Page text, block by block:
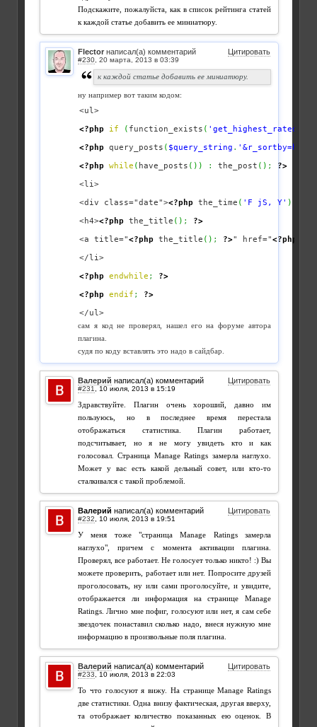
Подскажите, пожалуйста, как в список рейтинга статей
к каждой статье добавить ее миниатюру.
Flector написал(а) комментарий Цитировать
#230
к каждой статье добавить ее миниатюру.
ну например вот таким кодом:
<ul>
<?php
if ( function_exists ( 'get_highest_rated'
<?php query_posts ( $query_string .
<?php
while ( have_posts ( ) ) : the_post ( ) ;
?>
<li>
<div class="date"><?php the_time ( 'F jS, Y' )
<h4><?php the_title ( ) ;
?>
<a title="<?php the_title ( ) ; ?>" href="<?php
</li>
<?php
endwhile ;
?>
<?php
endif ;
?>
</ul>
сам я код не проверял, нашел его на форуме автора
плагина.
судя по коду вставлять это надо в сайдбар.
Валерий написал(а) комментарий Цитировать
#231
Здравствуйте. Плагин очень хороший, давно им
пользуюсь, но в последнее время перестала
отображаться статистика. Плагин работает,
подсчитывает, но я не могу увидеть кто и как
голосовал. Страница Manage Ratings замерла наглухо.
Может у вас есть какой дельный совет, или кто-то
сталкивался с такой проблемой.
Валерий написал(а) комментарий Цитировать
#232
У меня тоже "страница Manage Ratings замерла
наглухо", причем с момента активации плагина.
Проверял, все работает. Не голосует только никто! :) Вы
можете проверить, работает или нет. Попросите друзей
проголосовать, ну или сами проголосуйте, и увидите,
отображается ли информация на странице Manage
Ratings. Лично мне пофиг, голосуют или нет, я сам себе
звездочек понаставил сколько надо, внеся нужную мне
информацию в произвольные поля плагина.
Валерий написал(а) комментарий Цитировать
#233
То что голосуют я вижу. На странице Manage Ratings
две статистики. Одна внизу фактическая, другая вверху,
та отображает количество показанных ею оценок. В